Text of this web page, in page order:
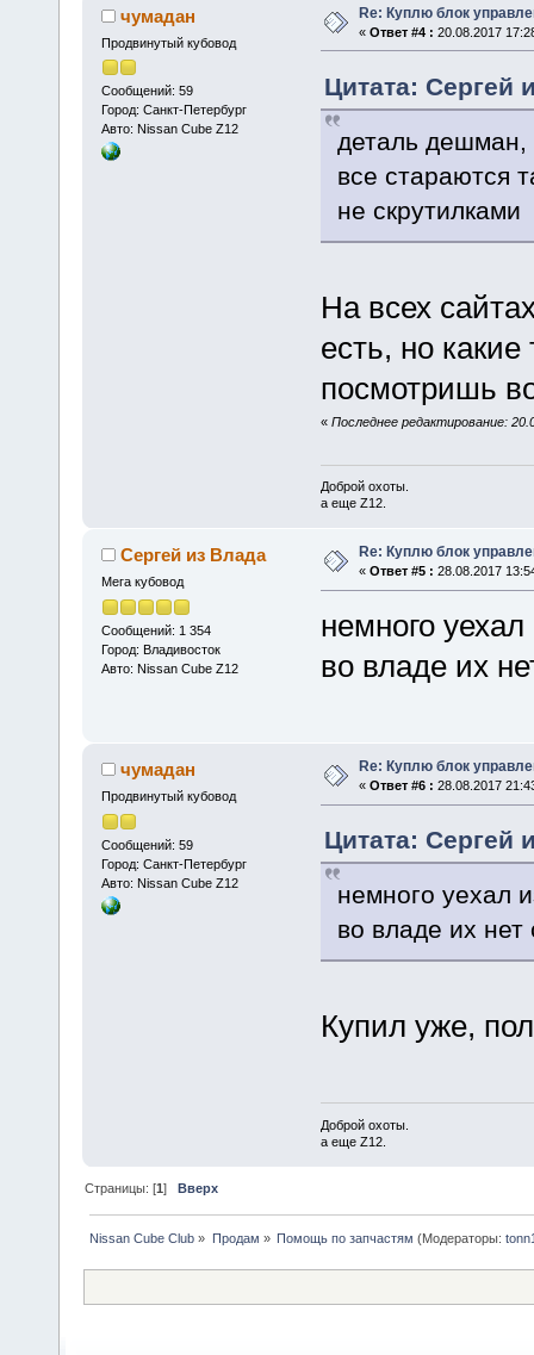
чумадан
Продвинутый кубовод
Сообщений: 59
Город: Санкт-Петербург
Авто: Nissan Cube Z12
Re: Куплю блок
« Ответ #4 : 20.08.2017
Цитата: Сергей
деталь дешман,
все стараются
не скрутилками
На всех
есть, но
посмотришь
« Последнее редактирование:
Доброй охоты.
а еще Z12.
Сергей из Влада
Мега кубовод
Сообщений: 1 354
Город: Владивосток
Авто: Nissan Cube Z12
Re: Куплю блок
« Ответ #5 : 28.08.2017
немного
во владе их
чумадан
Продвинутый кубовод
Сообщений: 59
Город: Санкт-Петербург
Авто: Nissan Cube Z12
Re: Куплю блок
« Ответ #6 : 28.08.2017
Цитата: Сергей
немного уехал
во владе их нет
Купил уже,
Доброй охоты.
а еще Z12.
Страницы: [1]Вверх
Nissan Cube Club » Продам » Помощь по запчастям (Модераторы: